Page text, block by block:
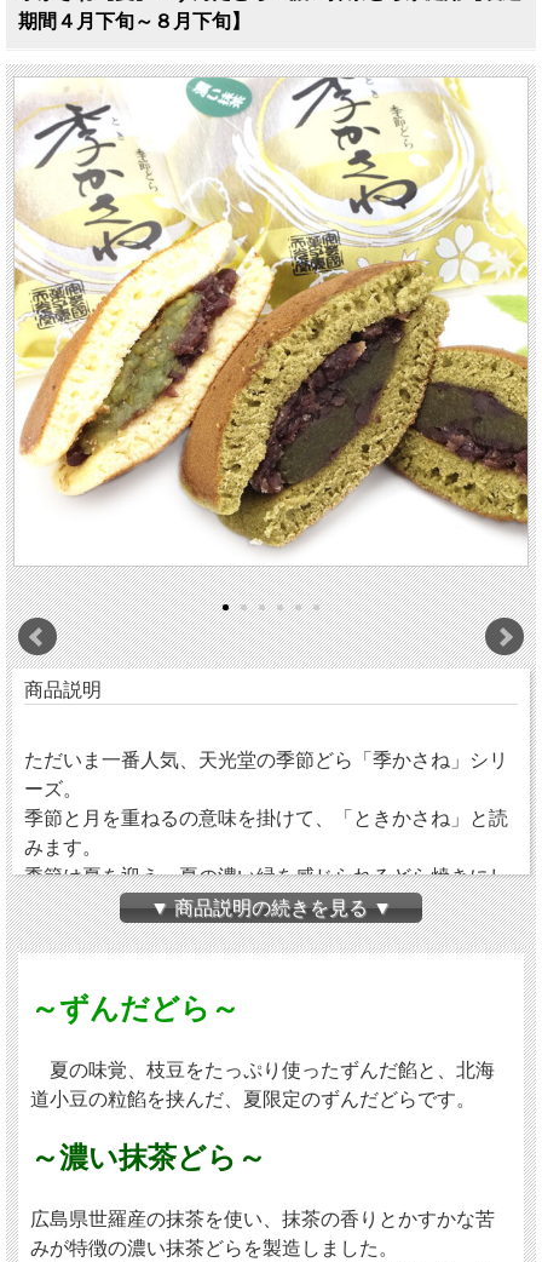
期間４月下旬～８月下旬】
商品説明
ただいま一番人気、天光堂の季節どら「季かさね」シリ
ーズ。
季節と月を重ねるの意味を掛けて、「ときかさね」と読
みます。
季節は夏を迎え、夏の濃い緑を感じられるどら焼きにし
ました。
▼ 商品説明の続きを見る ▼
～ずんだどら～
夏の味覚、枝豆をたっぷり使ったずんだ餡と、北海
道小豆の粒餡を挟んだ、夏限定のずんだどらです。
～濃い抹茶どら～
広島県世羅産の抹茶を使い、抹茶の香りとかすかな苦
みが特徴の濃い抹茶どらを製造しました。